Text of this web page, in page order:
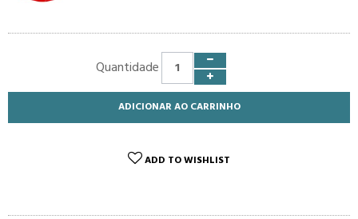
Quantidade
ADICIONAR AO CARRINHO
ADD TO WISHLIST